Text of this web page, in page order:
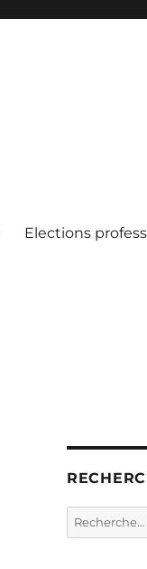
Elections
Recherche
pour :